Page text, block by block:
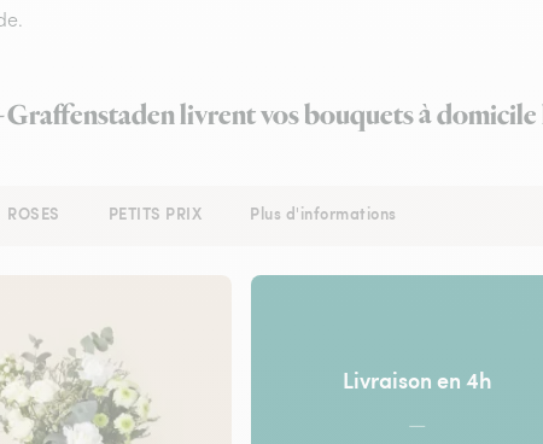
livrent vos bouquets à
ROSES PETITS PRIX Plus d'informations
Livraison en 4h
—